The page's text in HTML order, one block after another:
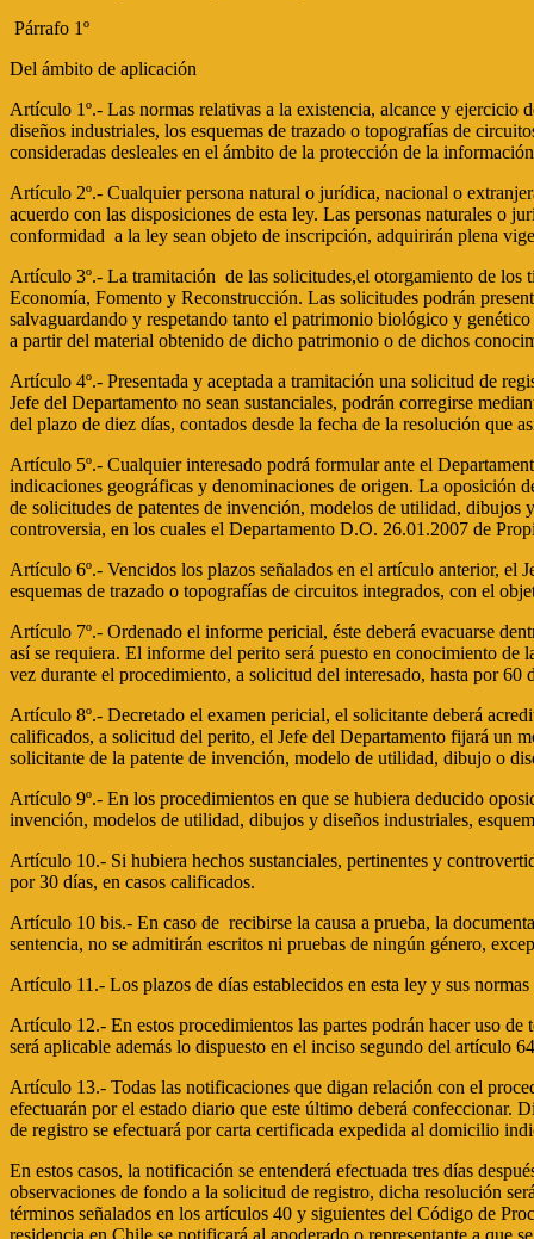
Párrafo 1º
Del ámbito de aplicación
Artículo 1º.- Las normas relativas a la existencia, alcance y ejercicio
diseños industriales, los esquemas de trazado o topografías de
consideradas desleales en el ámbito de la protección de la
Artículo 2º.- Cualquier persona natural o jurídica, nacional o
acuerdo con las disposiciones de esta ley. Las personas naturales o
conformidad a la ley sean objeto de inscripción, adquirirán plena
Artículo 3º.- La tramitación de las solicitudes,el otorgamiento de los
Economía, Fomento y Reconstrucción. Las solicitudes podrán
salvaguardando y respetando tanto el patrimonio biológico y
a partir del material obtenido de dicho patrimonio o de dichos
Artículo 4º.- Presentada y aceptada a tramitación una solicitud de
Jefe del Departamento no sean sustanciales, podrán corregirse
del plazo de diez días, contados desde la fecha de la resolución que
Artículo 5º.- Cualquier interesado podrá formular ante el
indicaciones geográficas y denominaciones de origen. La oposición
de solicitudes de patentes de invención, modelos de utilidad, dibujos
controversia, en los cuales el Departamento D.O. 26.01.2007 de
Artículo 6º.- Vencidos los plazos señalados en el artículo anterior, el
esquemas de trazado o topografías de circuitos integrados, con el
Artículo 7º.- Ordenado el informe pericial, éste deberá evacuarse
así se requiera. El informe del perito será puesto en conocimiento de
vez durante el procedimiento, a solicitud del interesado, hasta por 60
Artículo 8º.- Decretado el examen pericial, el solicitante deberá
calificados, a solicitud del perito, el Jefe del Departamento fijará un
solicitante de la patente de invención, modelo de utilidad, dibujo o
Artículo 9º.- En los procedimientos en que se hubiera deducido
invención, modelos de utilidad, dibujos y diseños industriales,
Artículo 10.- Si hubiera hechos sustanciales, pertinentes y
por 30 días, en casos calificados.
Artículo 10 bis.- En caso de recibirse la causa a prueba, la
sentencia, no se admitirán escritos ni pruebas de ningún género,
Artículo 11.- Los plazos de días establecidos en esta ley y sus
Artículo 12.- En estos procedimientos las partes podrán hacer uso
será aplicable además lo dispuesto en el inciso segundo del artículo
Artículo 13.- Todas las notificaciones que digan relación con el
efectuarán por el estado diario que este último deberá confeccionar.
de registro se efectuará por carta certificada expedida al domicilio
En estos casos, la notificación se entenderá efectuada tres días
observaciones de fondo a la solicitud de registro, dicha resolución
términos señalados en los artículos 40 y siguientes del Código de